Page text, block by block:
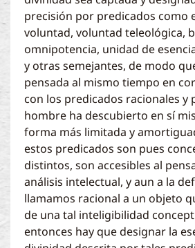
precisión por predicados como
voluntad, voluntad teleológica,
omnipotencia, unidad de
y otras semejantes, de modo
pensada al mismo tiempo en
con los predicados racionales y
hombre ha descubierto en sí
forma más limitada y
estos predicados son pues
distintos, son accesibles al
análisis intelectual, y aun a la
llamamos racional a un objeto
de una tal inteligibilidad
entonces hay que designar la